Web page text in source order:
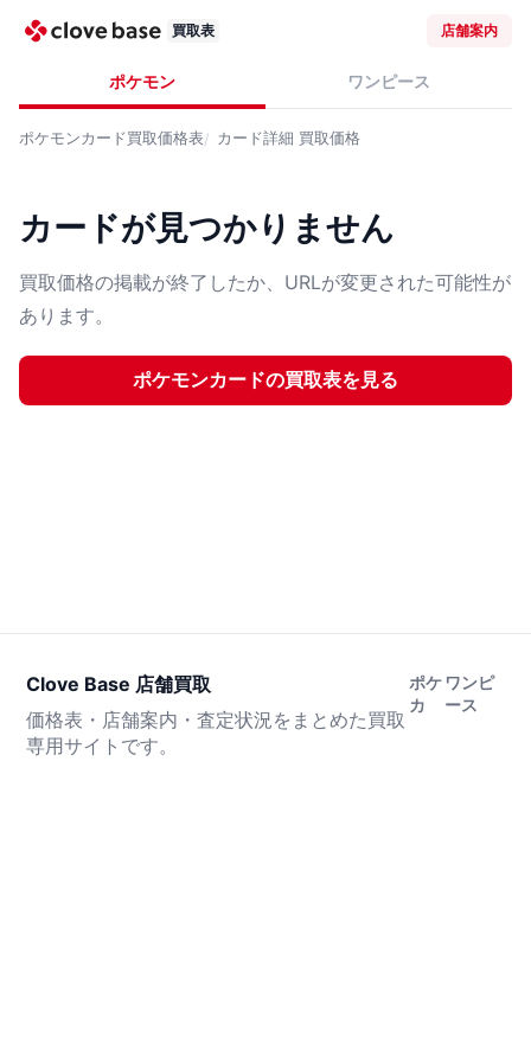
買取表 店舗案内
ポケモン ワンピース
ポケモンカード買取価格表 カード詳細 買取価格
カードが見つかりません
買取価格の掲載が終了したか、URLが変更された可能性が
あります。
ポケモンカードの買取表を見る
Clove Base 店舗買取
価格表・店舗案内・査定状況をまとめた買取
専用サイトです。
ポケ
カ
ワンピ
ース